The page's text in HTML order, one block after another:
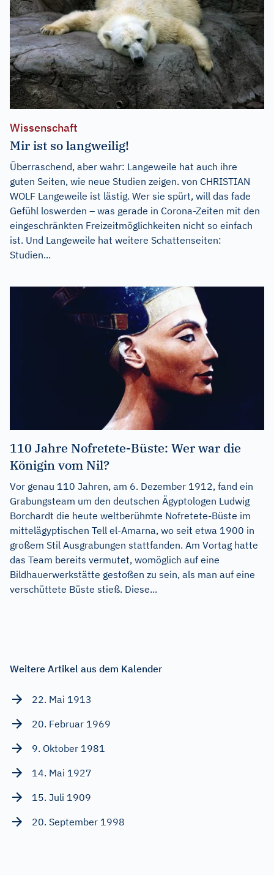
Wissenschaft
Mir ist so langweilig!
Überraschend, aber wahr: Langeweile hat auch ihre
guten Seiten, wie neue Studien zeigen. von CHRISTIAN
WOLF Langeweile ist lästig. Wer sie spürt, will das fade
Gefühl loswerden – was gerade in Corona-Zeiten mit den
eingeschränkten Freizeitmöglichkeiten nicht so einfach
ist. Und Langeweile hat weitere Schattenseiten:
Studien...
110 Jahre Nofretete-Büste: Wer war die
Königin vom Nil?
Vor genau 110 Jahren, am 6. Dezember 1912, fand ein
Grabungsteam um den deutschen Ägyptologen Ludwig
Borchardt die heute weltberühmte Nofretete-Büste im
mittelägyptischen Tell el-Amarna, wo seit etwa 1900 in
großem Stil Ausgrabungen stattfanden. Am Vortag hatte
das Team bereits vermutet, womöglich auf eine
Bildhauerwerkstätte gestoßen zu sein, als man auf eine
verschüttete Büste stieß. Diese...
Weitere Artikel aus dem Kalender
22. Mai 1913
20. Februar 1969
9. Oktober 1981
14. Mai 1927
15. Juli 1909
20. September 1998